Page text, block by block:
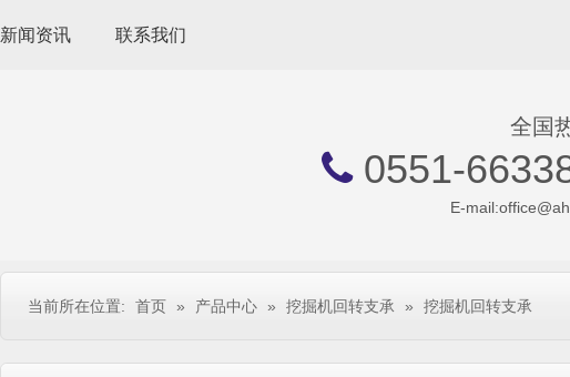
新闻资讯 联系我们
全国
0551-
E-mail:
当前所在位置: 首页 » 产品中心 » 挖掘机回转支承 » 挖掘机回转支承